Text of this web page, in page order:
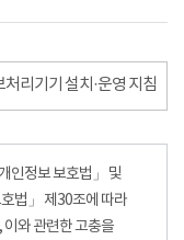
처리기기 설치·운영 지침
인정보 보호법」 및
법」 제30조에 따라
이와 관련한 고충을